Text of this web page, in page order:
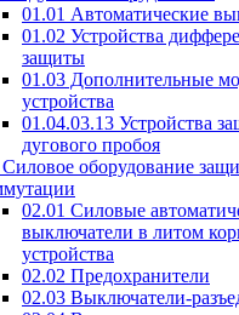
01.01 Автоматические
01.02 Устройства
защиты
01.03 Дополнительные
устройства
01.04.03.13 Устройства
дугового пробоя
оборудование
02.01 Силовые
выключатели в литом
устройства
02.02 Предохранители
02.03 Выключатели-